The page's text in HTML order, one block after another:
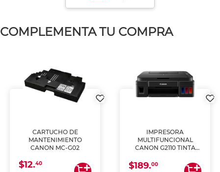
COMPLEMENTA TU COMPRA
CARTUCHO DE
MANTENIMIENTO
CANON MC-G02
$12.40
IMPRESORA
MULTIFUNCIONAL
CANON G2110 TINTA
$189.00